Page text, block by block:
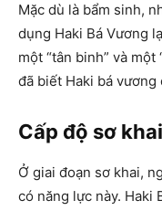
Mặc dù là bẩm sinh,
dụng Haki Bá Vương
một “tân binh” và một
đã biết Haki bá
Cấp độ sơ
Ở giai đoạn sơ khai,
có năng lực này. Haki